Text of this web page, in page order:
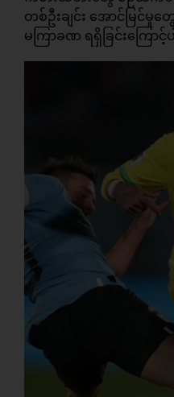
တစ်ဦးချင်း အောင်မြင်
မကြာခဏ ရရှိခြင်းကြောင့်ပ